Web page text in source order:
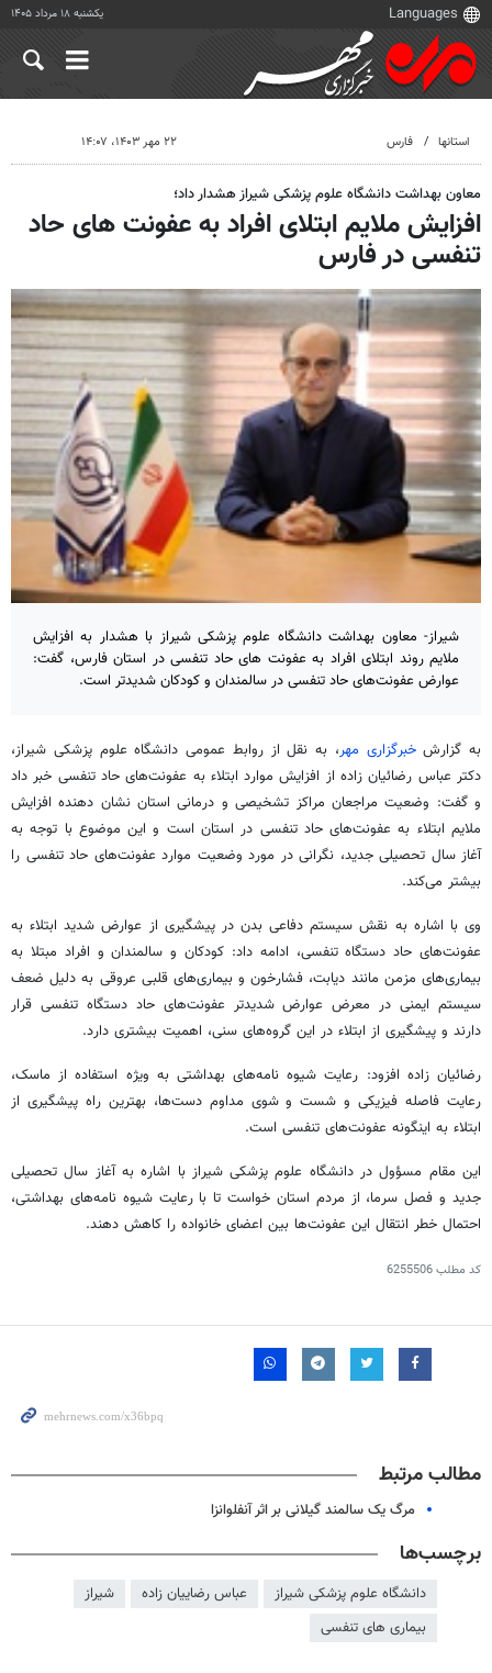
یکشنبه ۱۸ مرداد ۱۴۰۵
استانها فارس ۲۲ مهر ۱۴۰۳، ۱۴:۰۷
معاون بهداشت دانشگاه علوم پزشکی شیراز هشدار داد؛
افزایش ملایم ابتلای افراد به عفونت های حاد
تنفسی در فارس
شیراز- معاون بهداشت دانشگاه علوم پزشکی شیراز با هشدار به افزایش
ملایم روند ابتلای افراد به عفونت های حاد تنفسی در استان فارس، گفت:
عوارض عفونت‌های حاد تنفسی در سالمندان و کودکان شدیدتر است.
به گزارشخبرگزاری مهر، به نقل از روابط عمومی دانشگاه علوم پزشکی شیراز،
دکتر عباس رضائیان زاده از افزایش موارد ابتلاء به عفونت‌های حاد تنفسی خبر داد
و گفت: وضعیت مراجعان مراکز تشخیصی و درمانی استان نشان دهنده افزایش
ملایم ابتلاء به عفونت‌های حاد تنفسی در استان است و این موضوع با توجه به
آغاز سال تحصیلی جدید، نگرانی در مورد وضعیت موارد عفونت‌های حاد تنفسی را
بیشتر می‌کند.
وی با اشاره به نقش سیستم دفاعی بدن در پیشگیری از عوارض شدید ابتلاء به
عفونت‌های حاد دستگاه تنفسی، ادامه داد: کودکان و سالمندان و افراد مبتلا به
بیماری‌های مزمن مانند دیابت، فشارخون و بیماری‌های قلبی عروقی به دلیل ضعف
سیستم ایمنی در معرض عوارض شدیدتر عفونت‌های حاد دستگاه تنفسی قرار
دارند و پیشگیری از ابتلاء در این گروه‌های سنی، اهمیت بیشتری دارد.
رضائیان زاده افزود: رعایت شیوه نامه‌های بهداشتی به ویژه استفاده از ماسک،
رعایت فاصله فیزیکی و شست و شوی مداوم دست‌ها، بهترین راه پیشگیری از
ابتلاء به اینگونه عفونت‌های تنفسی است.
این مقام مسؤول در دانشگاه علوم پزشکی شیراز با اشاره به آغاز سال تحصیلی
جدید و فصل سرما، از مردم استان خواست تا با رعایت شیوه نامه‌های بهداشتی،
احتمال خطر انتقال این عفونت‌ها بین اعضای خانواده را کاهش دهند.
کد مطلب6255506
مطالب مرتبط
مرگ یک سالمند گیلانی بر اثر آنفلوانزا
برچسب‌ها
دانشگاه علوم پزشکی شیراز عباس رضاییان زاده
شیراز
بیماری های تنفسی